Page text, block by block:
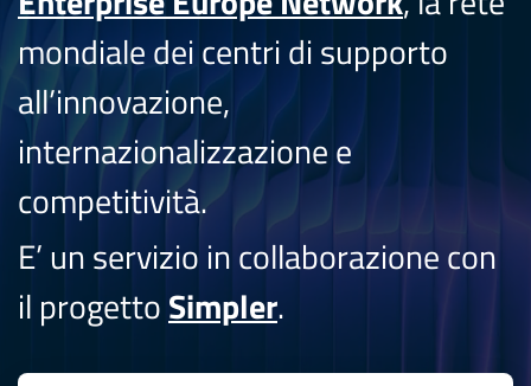
mondiale dei centri di supporto
all’innovazione,
internazionalizzazione e
competitività.
E’ un servizio in collaborazione con
il progettoSimpler.